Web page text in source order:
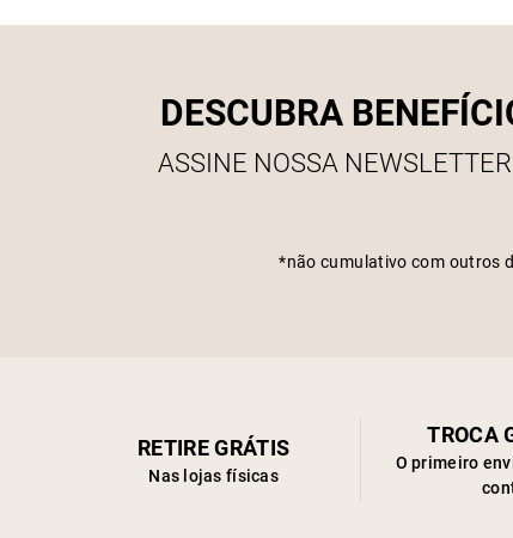
DESCUBRA
ASSINE NOSSA
*não cumulativo com outros
RETIRE GRÁTIS
Nas lojas físicas
TROCA
O primeiro